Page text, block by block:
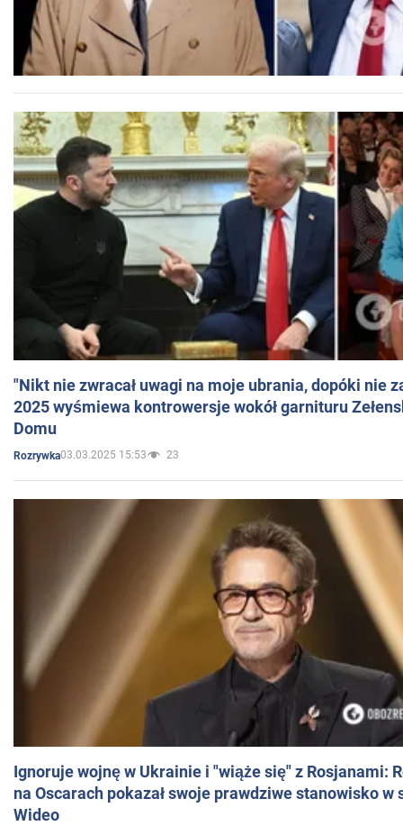
"Nikt nie zwracał uwagi na moje ubrania, dopóki nie
2025 wyśmiewa kontrowersje wokół garnituru
Domu
Rozrywka03.03.2025 15:53 23
Ignoruje wojnę w Ukrainie i "wiąże się" z Rosjanami:
na Oscarach pokazał swoje prawdziwe stanowisko w
Wideo